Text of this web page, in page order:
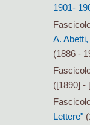
1901-
A.
(1886 -
([1890] -
Lettere"